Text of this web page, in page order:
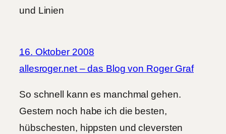
und Linien
16. Oktober 2008
allesroger.net – das Blog von Roger Graf
So schnell kann es manchmal gehen.
Gestern noch habe ich die besten,
hübschesten, hippsten und cleversten